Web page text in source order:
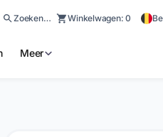
Zoeken… Winkelwagen:0
Meer